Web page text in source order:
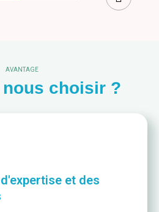
AVANTAGE
choisir ?
et des